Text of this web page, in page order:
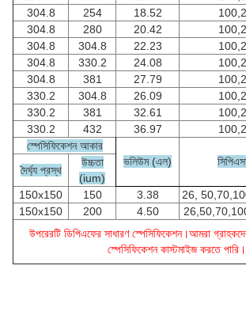
304.8
254 18.52
304.8
280 20.42
304.8
304.8 22.23
304.8
330.2 24.08
304.8
381 27.79
330.2
304.8 26.09
330.2
381 32.61
330.2
432 36.97
স্পেসিফিকেশন আকার
ভলিউম (এল)
দৈর্ঘ্য প্রস্থ
উচ্চতা
(ium)
150x150
150 3.38 26,
150x150
200 4.50
উপরেরটি ডিপিএফের সাধারণ স্পেসিফিকেশন।আমরা
স্পেসিফিকেশন কাস্টমাইজ করতে পারি।